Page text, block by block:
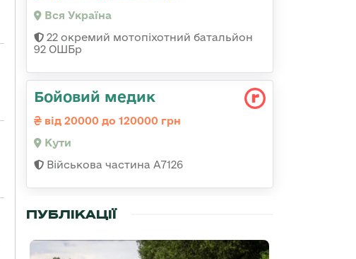
Вся Україна
22 окремий мотопіхотний батальйон
92 ОШБр
Бойовий медик
від 20000 до 120000 грн
Кути
Військова частина А7126
ПУБЛІКАЦІЇ